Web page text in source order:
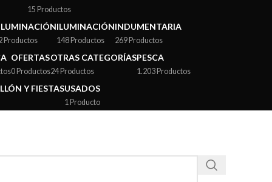
15 Productos
Productos
ILUMINACIÓN
148 Productos
INDUMENTARIA
269 Productos
OFERTAS
0 Productos
OTRAS CATEGORÍAS
24 Productos
PESCA
1.203 Productos
Y FIESTASUSADOS
1 Producto